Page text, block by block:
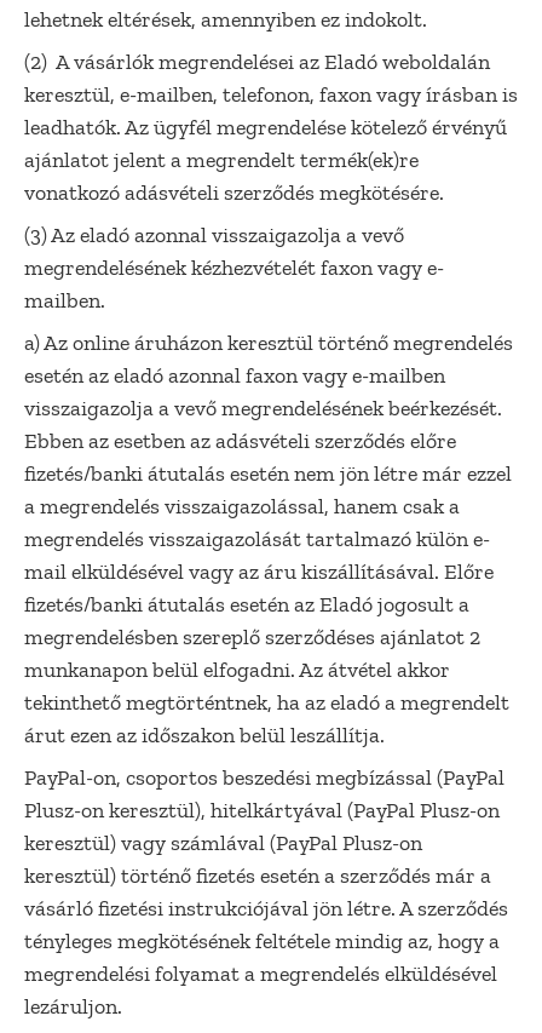
lehetnek eltérések, amennyiben ez indokolt.
(2) A vásárlók megrendelései az Eladó weboldalán
keresztül, e-mailben, telefonon, faxon vagy írásban is
leadhatók. Az ügyfél megrendelése kötelező érvényű
ajánlatot jelent a megrendelt termék(ek)re
vonatkozó adásvételi szerződés megkötésére.
(3) Az eladó azonnal visszaigazolja a vevő
megrendelésének kézhezvételét faxon vagy e-
mailben.
a) Az online áruházon keresztül történő megrendelés
esetén az eladó azonnal faxon vagy e-mailben
visszaigazolja a vevő megrendelésének beérkezését.
Ebben az esetben az adásvételi szerződés előre
fizetés/banki átutalás esetén nem jön létre már ezzel
a megrendelés visszaigazolással, hanem csak a
megrendelés visszaigazolását tartalmazó külön e-
mail elküldésével vagy az áru kiszállításával. Előre
fizetés/banki átutalás esetén az Eladó jogosult a
megrendelésben szereplő szerződéses ajánlatot 2
munkanapon belül elfogadni. Az átvétel akkor
tekinthető megtörténtnek, ha az eladó a megrendelt
árut ezen az időszakon belül leszállítja.
PayPal-on, csoportos beszedési megbízással (PayPal
Plusz-on keresztül), hitelkártyával (PayPal Plusz-on
keresztül) vagy számlával (PayPal Plusz-on
keresztül) történő fizetés esetén a szerződés már a
vásárló fizetési instrukciójával jön létre. A szerződés
tényleges megkötésének feltétele mindig az, hogy a
megrendelési folyamat a megrendelés elküldésével
lezáruljon.